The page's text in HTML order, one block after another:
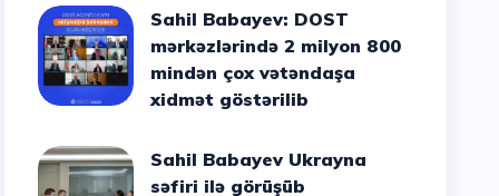
Sahil Babayev: DOST
mərkəzlərində 2 milyon 800
mindən çox vətəndaşa
xidmət göstərilib
Sahil Babayev Ukrayna
səfiri ilə görüşüb